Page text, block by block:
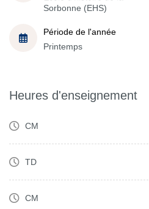
Sorbonne (EHS)
Période de l'année
Printemps
Heures d'enseignement
CM
TD
CM